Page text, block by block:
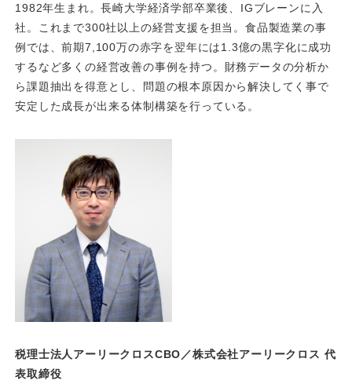
1982年生まれ。長崎大学経済学部卒業後、IGブレーンに入
社。これまで300社以上の経営支援を担当。食品製造業の事
例では、前期7,100万の赤字を翌年には1.3億の黒字化に成功
するなど多くの経営改善の事例を持つ。財務データの分析か
ら課題抽出を得意とし、問題の根本原因から解決してく事で
安定した成長が出来る体制構築を行っている。
税理士法人アーリークロスCBO／株式会社アーリークロス 代
表取締役